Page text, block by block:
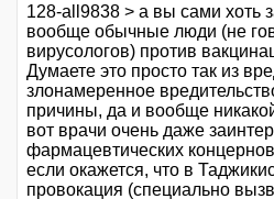
128-all9838 > а вы сами хоть
вообще обычные люди (не
вирусологов) против
Думаете это просто так из
злонамеренное
причины, да и вообще
вот врачи очень даже
фармацевтических
если окажется, что в
провокация (специально